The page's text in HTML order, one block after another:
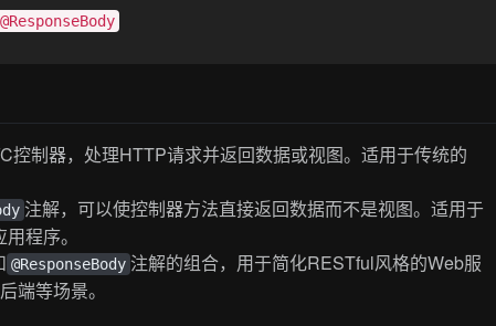
@ResponseBody
控制器，处理HTTP请求并返回数据或视图。适用于传统的
注解，可以使控制器方法直接返回数据而不是视图。适用于
程序。
@ResponseBody 注解的组合，用于简化RESTful风格的Web服
端等场景。